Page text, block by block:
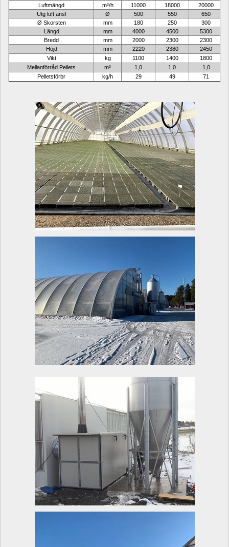
Luftmängd
m³/h 11000 18000
20000
Utg luft ansl
Ø 500 550
650
Ø Skorsten
mm 180 250
300
Längd
mm 4000 4500
5300
Bredd
mm 2000 2300
2300
Höjd
mm 2220 2380
2450
Vikt
kg 1100 1400
1800
Mellanförråd Pellets
m³ 1,0 1,0
1,0
Pelletsförbr
kg/h 29 49 71